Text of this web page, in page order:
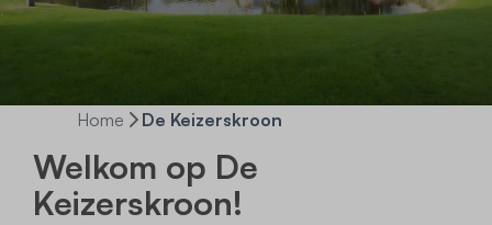
Home De Keizerskroon
Welkom op De
Keizerskroon!